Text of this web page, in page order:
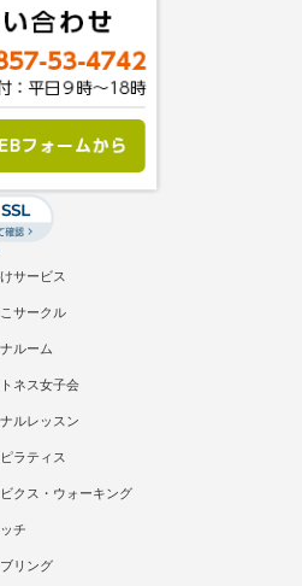
サービス
サークル
ルーム
ネス女子会
ルレッスン
ラティス
クス・ウォーキング
チ
リング